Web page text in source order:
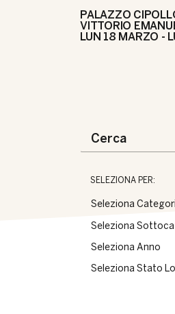
PALAZZO
VITTORIO
LUN 18 MARZO -
SELEZIONA PER:
Seleziona
Seleziona
Seleziona Anno
Seleziona Stato